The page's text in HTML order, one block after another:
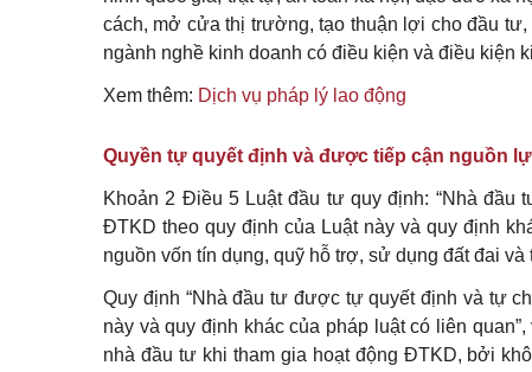
cách, mở cửa thị trường, tạo thuận lợi cho đầu
ngành nghề kinh doanh có điều kiện và điều kiện
Xem thêm: Dịch vụ pháp lý lao động
Quyền tự quyết định và được tiếp cận nguồn
Khoản 2 Điều 5 Luật đầu tư quy định: “Nhà
ĐTKD theo quy định của Luật này và quy định
nguồn vốn tín dụng, quỹ hỗ trợ, sử dụng đất đai
Quy định “Nhà đầu tư được tự quyết định và tự
này và quy định khác của pháp luật có liên
nhà đầu tư khi tham gia hoạt động ĐTKD, bởi